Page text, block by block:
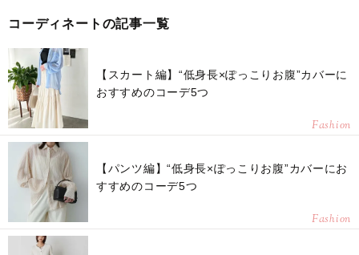
コーディネートの記事一覧
【スカート編】“低身長×ぽっこりお腹”カバーに
おすすめのコーデ5つ
Fashion
【パンツ編】“低身長×ぽっこりお腹”カバーにお
すすめのコーデ5つ
Fashion